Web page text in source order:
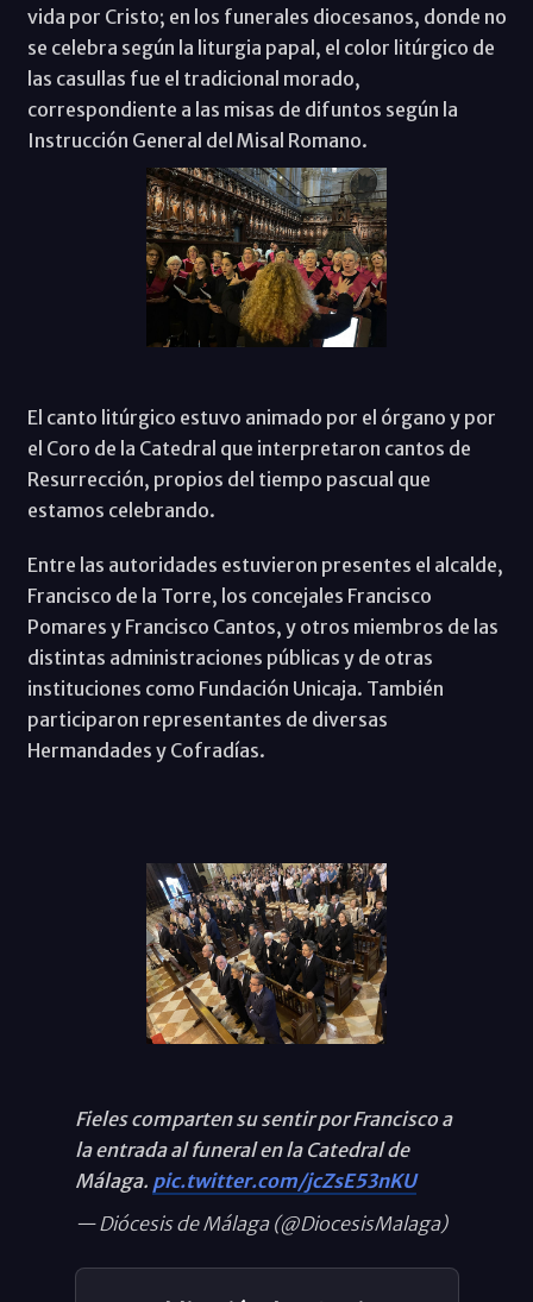
vida por Cristo; en los funerales diocesanos, donde no
se celebra según la liturgia papal, el color litúrgico de
las casullas fue el tradicional morado,
correspondiente a las misas de difuntos según la
Instrucción General del Misal Romano.
El canto litúrgico estuvo animado por el órgano y por
el Coro de la Catedral que interpretaron cantos de
Resurrección, propios del tiempo pascual que
estamos celebrando.
Entre las autoridades estuvieron presentes el alcalde,
Francisco de la Torre, los concejales Francisco
Pomares y Francisco Cantos, y otros miembros de las
distintas administraciones públicas y de otras
instituciones como Fundación Unicaja. También
participaron representantes de diversas
Hermandades y Cofradías.
Fieles comparten su sentir por Francisco a
la entrada al funeral en la Catedral de
Málaga. pic.twitter.com/jcZsE53nKU
— Diócesis de Málaga (@DiocesisMalaga)